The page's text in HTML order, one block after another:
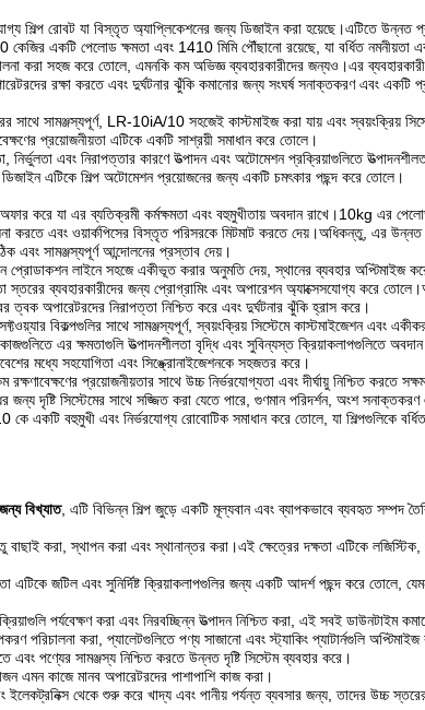
রোবট যা বিস্তৃত অ্যাপ্লিকেশনের জন্য ডিজাইন করা হয়েছে।এটিতে উন্নত
কেজির একটি পেলোড ক্ষমতা এবং 1410 মিমি পৌঁছানো রয়েছে, যা বর্ধিত নমনীয়তা
করা সহজ করে তোলে, এমনকি কম অভিজ্ঞ ব্যবহারকারীদের জন্যও।এর
রক্ষা করতে এবং দুর্ঘটনার ঝুঁকি কমানোর জন্য সংঘর্ষ সনাক্তকরণ এবং একটি
সাথে সামঞ্জস্যপূর্ণ, LR-10iA/10 সহজেই কাস্টমাইজ করা যায় এবং স্বয়ংক্রিয়
প্রয়োজনীয়তা এটিকে একটি সাশ্রয়ী সমাধান করে তোলে।
এবং নিরাপত্তার কারণে উত্পাদন এবং অটোমেশন প্রক্রিয়াগুলিতে
এটিকে শিল্প অটোমেশন প্রয়োজনের জন্য একটি চমৎকার পছন্দ করে তোলে।
অফার করে যা এর ব্যতিক্রমী কর্মক্ষমতা এবং বহুমুখীতায় অবদান রাখে।10kg এর
করতে এবং ওয়ার্কপিসের বিস্তৃত পরিসরকে মিটমাট করতে দেয়।অধিকন্তু, এর উন্নত
এবং সামঞ্জস্যপূর্ণ আন্দোলনের প্রস্তাব দেয়।
লাইনে সহজে একীভূত করার অনুমতি দেয়, স্থানের ব্যবহার অপ্টিমাইজ
স্তরের ব্যবহারকারীদের জন্য প্রোগ্রামিং এবং অপারেশন অ্যাক্সেসযোগ্য করে
ত্বক অপারেটরদের নিরাপত্তা নিশ্চিত করে এবং দুর্ঘটনার ঝুঁকি হ্রাস করে।
বিকল্পগুলির সাথে সামঞ্জস্যপূর্ণ, স্বয়ংক্রিয় সিস্টেমে কাস্টমাইজেশন এবং
এর ক্ষমতাগুলি উত্পাদনশীলতা বৃদ্ধি এবং সুবিন্যস্ত ক্রিয়াকলাপগুলিতে
মধ্যে সহযোগিতা এবং সিঙ্ক্রোনাইজেশনকে সহজতর করে।
রক্ষণাবেক্ষণের প্রয়োজনীয়তার সাথে উচ্চ নির্ভরযোগ্যতা এবং দীর্ঘায়ু নিশ্চিত করতে
দৃষ্টি সিস্টেমের সাথে সজ্জিত করা যেতে পারে, গুণমান পরিদর্শন, অংশ সনাক্তকরণ
বহুমুখী এবং নির্ভরযোগ্য রোবোটিক সমাধান করে তোলে, যা শিল্পগুলিকে বর্ধিত
বিখ্যাত, এটি বিভিন্ন শিল্প জুড়ে একটি মূল্যবান এবং ব্যাপকভাবে ব্যবহৃত সম্পদ
করা, স্থাপন করা এবং স্থানান্তর করা।এই ক্ষেত্রের দক্ষতা এটিকে
জটিল এবং সুনির্দিষ্ট ক্রিয়াকলাপগুলির জন্য একটি আদর্শ পছন্দ করে তোলে,
পর্যবেক্ষণ করা এবং নিরবচ্ছিন্ন উত্পাদন নিশ্চিত করা, এই সবই ডাউনটাইম
পরিচালনা করা, প্যালেটগুলিতে পণ্য সাজানো এবং স্ট্যাকিং প্যাটার্নগুলি
পণ্যের সামঞ্জস্য নিশ্চিত করতে উন্নত দৃষ্টি সিস্টেম ব্যবহার করে।
এমন কাজে মানব অপারেটরদের পাশাপাশি কাজ করা।
ইলেকট্রনিক্স থেকে শুরু করে খাদ্য এবং পানীয় পর্যন্ত ব্যবসার জন্য, তাদের উচ্চ